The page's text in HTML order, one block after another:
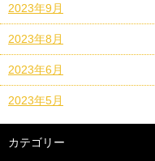
2023年9月
2023年8月
2023年6月
2023年5月
カテゴリー